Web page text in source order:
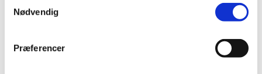
Nødvendig
Præferencer
2019 (159)
2017 (167)